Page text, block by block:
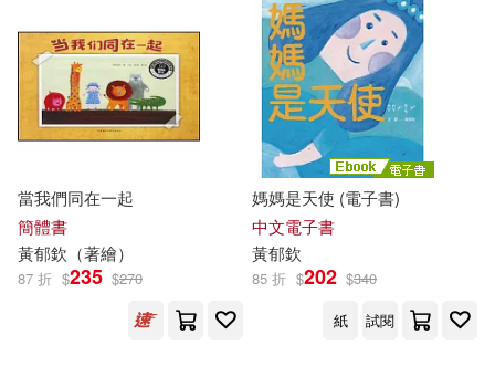
當我們同在一起
簡體書
黃郁欽 （著繪）
87 折 $235 $270
媽媽是天使 (電子書)
中文電子書
黃郁欽
85 折 $202 $340
紙
試閱